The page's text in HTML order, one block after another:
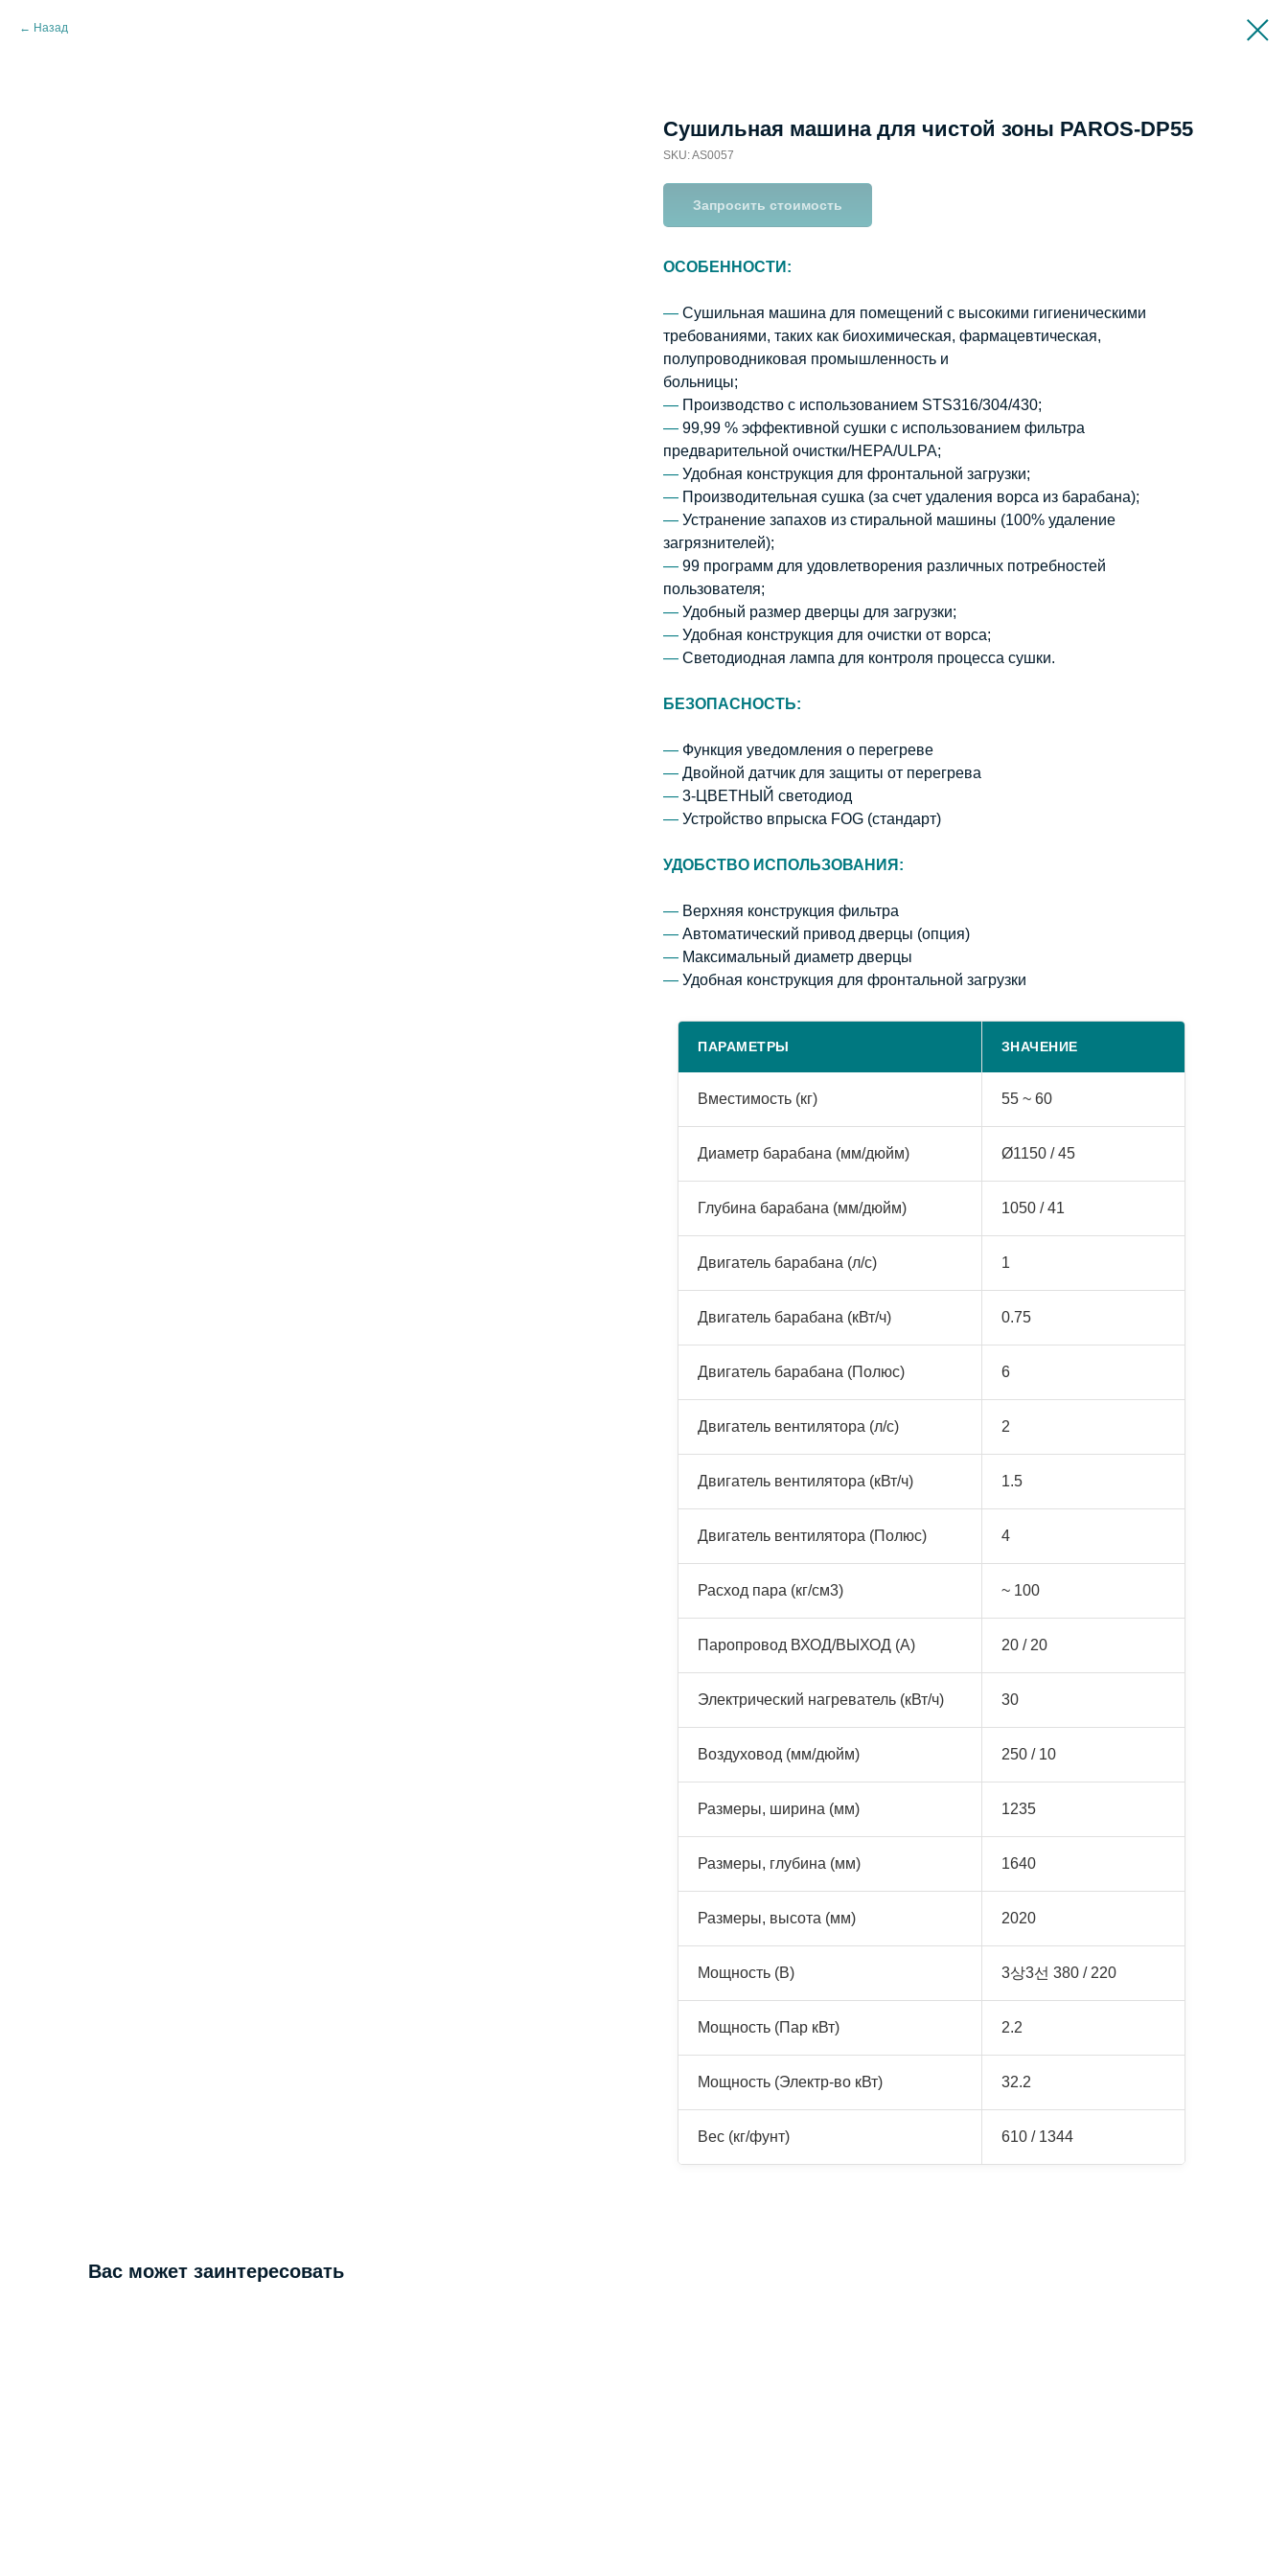
Назад
Сушильная машина для чистой зоны PAROS-DP55
SKU:AS0057
Запросить стоимость
ОСОБЕННОСТИ:
— Сушильная машина для помещений с высокими гигиеническими
требованиями, таких как биохимическая, фармацевтическая,
полупроводниковая промышленность и
больницы;
— Производство с использованием STS316/304/430;
— 99,99 % эффективной сушки с использованием фильтра
предварительной очистки/HEPA/ULPA;
— Удобная конструкция для фронтальной загрузки;
— Производительная сушка (за счет удаления ворса из барабана);
— Устранение запахов из стиральной машины (100% удаление
загрязнителей);
— 99 программ для удовлетворения различных потребностей
пользователя;
— Удобный размер дверцы для загрузки;
— Удобная конструкция для очистки от ворса;
— Светодиодная лампа для контроля процесса сушки.
БЕЗОПАСНОСТЬ:
— Функция уведомления о перегреве
— Двойной датчик для защиты от перегрева
— 3-ЦВЕТНЫЙ светодиод
— Устройство впрыска FOG (стандарт)
УДОБСТВО ИСПОЛЬЗОВАНИЯ:
— Верхняя конструкция фильтра
— Автоматический привод дверцы (опция)
— Максимальный диаметр дверцы
— Удобная конструкция для фронтальной загрузки
ПАРАМЕТРЫ ЗНАЧЕНИЕ
Вместимость (кг) 55 ~ 60
Диаметр барабана (мм/дюйм) Ø1150 / 45
Глубина барабана (мм/дюйм) 1050 / 41
Двигатель барабана (л/с) 1
Двигатель барабана (кВт/ч) 0.75
Двигатель барабана (Полюс) 6
Двигатель вентилятора (л/с) 2
Двигатель вентилятора (кВт/ч) 1.5
Двигатель вентилятора (Полюс) 4
Расход пара (кг/см3) ~ 100
Паропровод ВХОД/ВЫХОД (А) 20 / 20
Электрический нагреватель (кВт/ч) 30
Воздуховод (мм/дюйм) 250 / 10
Размеры, ширина (мм) 1235
Размеры, глубина (мм) 1640
Размеры, высота (мм) 2020
Мощность (В) 3상3선 380 / 220
Мощность (Пар кВт) 2.2
Мощность (Электр-во кВт) 32.2
Вес (кг/фунт) 610 / 1344
Вас может заинтересовать